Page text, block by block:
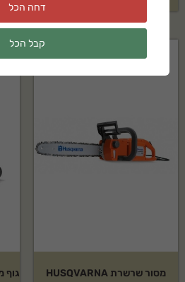
מסור שרשרת HUSQVARNA
דחה הכל
קבל הכל